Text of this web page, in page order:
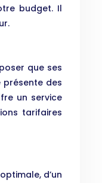
budget. Il
que ses
présente des
un service
tarifaires
d’un